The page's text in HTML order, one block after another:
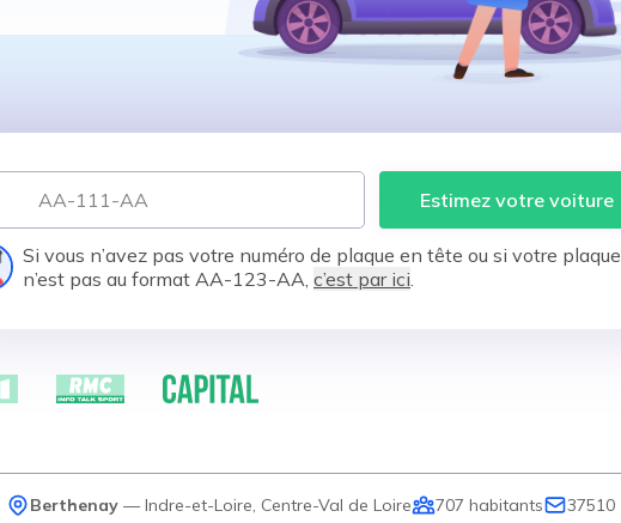
Estimez votre voiture
Si vous n’avez pas votre numéro de plaque en tête ou si votre plaque
n’est pas au format AA-123-AA, c’est par ici.
Berthenay— Indre-et-Loire Centre-Val de Loire 707 habitants 37510